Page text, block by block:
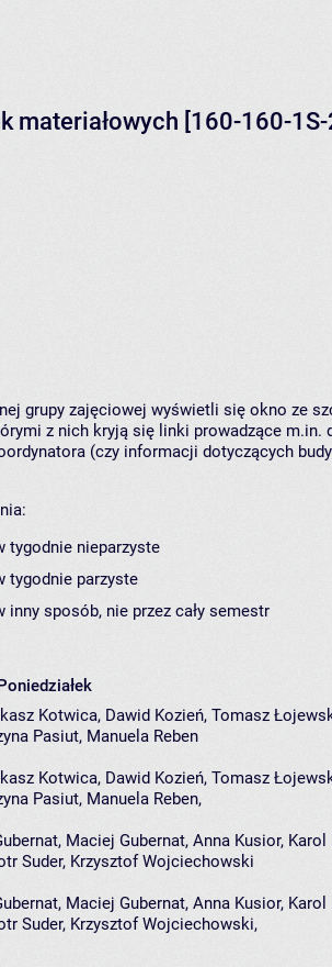
materiałowych [160-160-1S-
grupy zajęciowej wyświetli się okno ze
z nich kryją się linki prowadzące m.in.
(czy informacji dotyczących
tygodnie nieparzyste
tygodnie parzyste
inny sposób, nie przez cały semestr
Kotwica, Dawid Kozień, Tomasz
Pasiut, Manuela Reben
Kotwica, Dawid Kozień, Tomasz
Pasiut, Manuela Reben,
Maciej Gubernat, Anna Kusior, Karol
Suder, Krzysztof Wojciechowski
, Maciej Gubernat, Anna Kusior, Karol
Suder, Krzysztof Wojciechowski,